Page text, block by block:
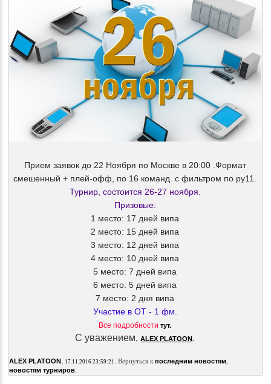
Прием заявок до 22 Ноября по Москве в 20:00 .Формат
смешенный + плей-офф, по 16 команд. с фильтром по ру11.
Турнир, состоится 26-27 ноября.
Призовые:
1 место: 17 дней випа
2 место: 15 дней випа
3 место: 12 дней випа
4 место: 10 дней випа
5 место: 7 дней випа
6 место: 5 дней випа
7 место: 2 дня випа
Участие в ОТ - 1 фм.
Все подробноститут.
С уважением,ALEX PLATOON.
ALEX PLATOON, 17.11.2016 23:59:21 . Вернуться к последним новостям,
новостям турниров.